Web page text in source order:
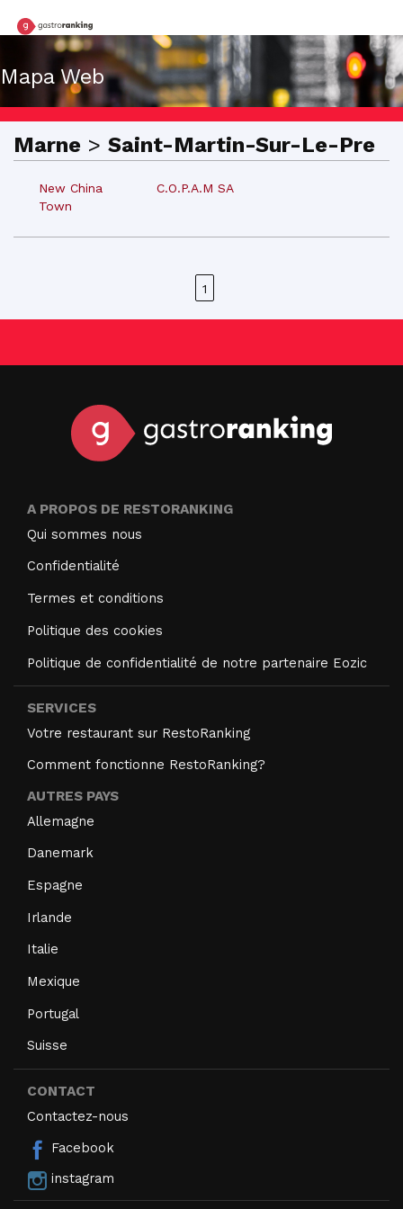
Mapa Web
Marne > Saint-Martin-Sur-Le-Pre
New China
Town
C.O.P.A.M SA
1
A PROPOS DE RESTORANKING
Qui sommes nous
Confidentialité
Termes et conditions
Politique des cookies
Politique de confidentialité de notre partenaire Eozic
SERVICES
Votre restaurant sur RestoRanking
Comment fonctionne RestoRanking?
AUTRES PAYS
Allemagne
Danemark
Espagne
Irlande
Italie
Mexique
Portugal
Suisse
CONTACT
Contactez-nous
Facebook
instagram